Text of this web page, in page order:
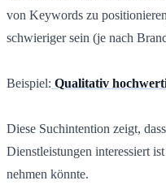
von Keywords zu
schwieriger sein (je nach
Beispiel: Qualitativ
Diese Suchintention zeigt,
Dienstleistungen interessiert
nehmen könnte.